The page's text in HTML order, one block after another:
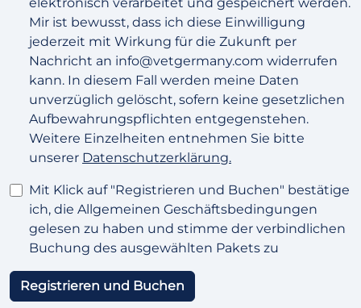
Mir ist bewusst, dass ich diese Einwilligung
jederzeit mit Wirkung für die Zukunft per
Nachricht an info@vetgermany.com widerrufen
kann. In diesem Fall werden meine Daten
unverzüglich gelöscht, sofern keine gesetzlichen
Aufbewahrungspflichten entgegenstehen.
Weitere Einzelheiten entnehmen Sie bitte
unserer Datenschutzerklärung.
Mit Klick auf "Registrieren und Buchen" bestätige
ich, die Allgemeinen Geschäftsbedingungen
gelesen zu haben und stimme der verbindlichen
Buchung des ausgewählten Pakets zu
Registrieren und Buchen